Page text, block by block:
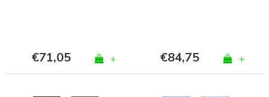
€71,05 + €84,75 +